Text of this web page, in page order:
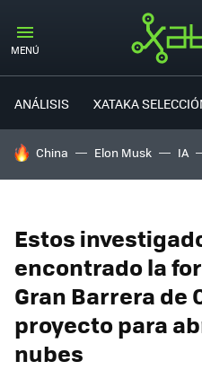
MENÚ
ANÁLISIS XATAKA
HOY SE HABLA DE
China Elon Musk IA
Estos
encontrado la
Gran Barrera de
proyecto para
nubes